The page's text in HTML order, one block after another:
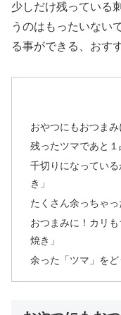
少しだけ残っている
うのはもったいない
る事ができる、おす
おやつにもおつま
残ったツマであと１
千切りになってい
き」
たくさん余っちゃ
おつまみに！カリ
焼き」
余った「ツマ」をど